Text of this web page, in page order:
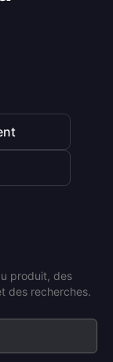
produit, des
des recherches.